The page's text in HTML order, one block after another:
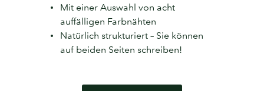
Mit einer Auswahl von acht
auffälligen Farbnähten
Natürlich strukturiert – Sie können
auf beiden Seiten schreiben!